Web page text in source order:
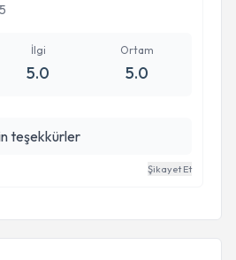
DÜŞÜNMEYİN ,LASTİK
DERECE UYGUN .
İlgi
5.0
Ortam
5.0
teşekkürler
Şikayet Et